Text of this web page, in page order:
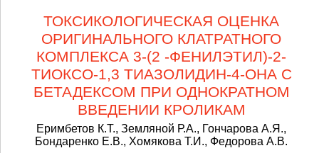
ТОКСИКОЛОГИЧЕСКАЯ ОЦЕНКА
ОРИГИНАЛЬНОГО КЛАТРАТНОГО
КОМПЛЕКСА 3-(2 -ФЕНИЛЭТИЛ)-2-
ТИОКСО-1,3 ТИАЗОЛИДИН-4-ОНА С
БЕТАДЕКСОМ ПРИ ОДНОКРАТНОМ
ВВЕДЕНИИ КРОЛИКАМ
Еримбетов К.Т., Земляной Р.А., Гончарова А.Я.,
Бондаренко Е.В., Хомякова Т.И., Федорова А.В.